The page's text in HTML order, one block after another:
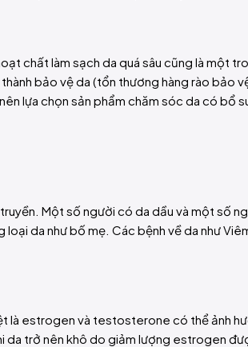
chất làm sạch da quá sâu cũng là một
bảo vệ da (tổn thương hàng rào bảo
lựa chọn sản phẩm chăm sóc da có bổ
Một số người có da dầu và một số
da như bố mẹ. Các bệnh về da như
estrogen và testosterone có thể ảnh
da trở nên khô do giảm lượng estrogen